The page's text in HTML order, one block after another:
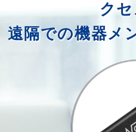
ク
遠隔での機器メ